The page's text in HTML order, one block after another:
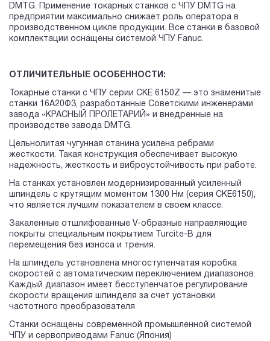
DMTG. Применение токарных станков с ЧПУ DMTG на
предприятии максимально снижает роль оператора в
производственном цикле продукции. Все станки в базовой
комплектации оснащены системой ЧПУ Fanuc.
ОТЛИЧИТЕЛЬНЫЕ ОСОБЕННОСТИ:
Токарные станки с ЧПУ серии CKE 6150Z — это знаменитые
станки 16А20Ф3, разработанные Советскими инженерами
завода «КРАСНЫЙ ПРОЛЕТАРИЙ» и внедренные на
производстве завода DMTG.
Цельнолитая чугунная станина усилена ребрами
жесткости. Такая конструкция обеспечивает высокую
надежность, жесткость и виброустойчивость при работе.
На станках установлен модернизированный усиленный
шпиндель с крутящим моментом 1300 Нм (серия СКЕ6150),
что является лучшим показателем в своем классе.
Закаленные отшлифованные V-образные направляющие
покрыты специальным покрытием Turcite-B для
перемещения без износа и трения.
На шпиндель установлена многоступенчатая коробка
скоростей с автоматическим переключением диапазонов.
Каждый диапазон имеет бесступенчатое регулирование
скорости вращения шпинделя за счет установки
частотного преобразователя
Cтанки оснащены современной промышленной системой
ЧПУ и сервоприводами Fanuc (Япония)